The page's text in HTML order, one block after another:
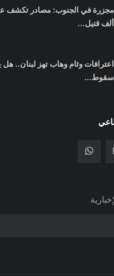
ألف قتيل...
اعترافات وئام وهاب تهز لبنان..
سقوط...